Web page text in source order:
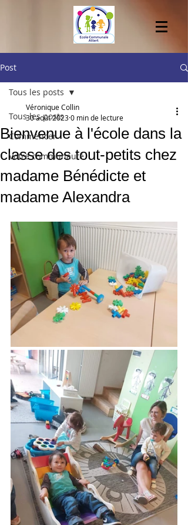
Post
Tous les posts
Commencer
Votre communauté
Tous les posts
Bienvenue à l'école dans la
classe des tout-petits chez
madame Bénédicte et
madame Alexandra
Véronique Collin
30 août 20230 min de lecture